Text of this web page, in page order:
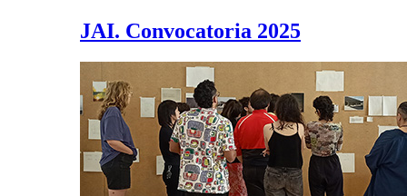
JAI. Convocatoria 2025